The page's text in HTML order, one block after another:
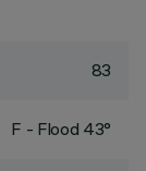
83
F - Flood 43°